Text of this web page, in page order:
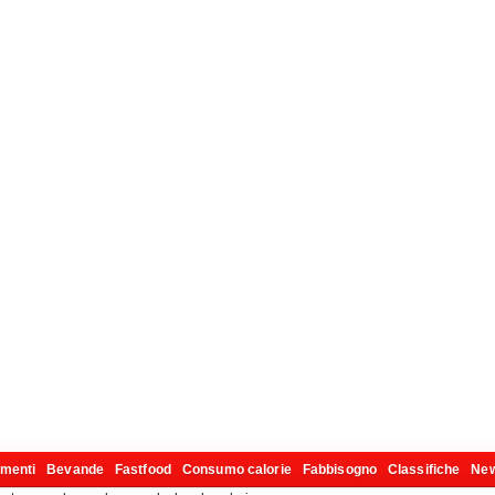
Bevande Fastfood Consumo calorie Fabbisogno Classifiche